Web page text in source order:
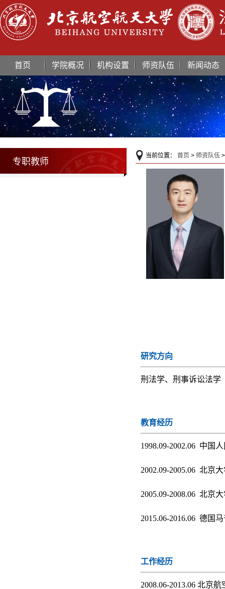
首页 学院概况 机构设置 师资队伍 新闻动态
专职教师
当前位置： 首页 > 师资队伍
研究方向
刑 法学、刑事诉讼法学
教育经历
1998.09-2002.06 中国
2002.09-2005.06 北京
2005.09-2008.06 北京
2015.06-2016.06 德国
工作经历
2008.06-2013.06 北京